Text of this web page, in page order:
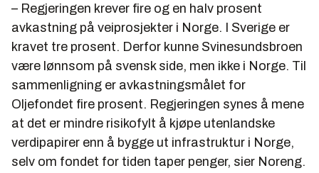
– Regjeringen krever fire og en halv prosent
avkastning på veiprosjekter i Norge. I Sverige er
kravet tre prosent. Derfor kunne Svinesundsbroen
være lønnsom på svensk side, men ikke i Norge. Til
sammenligning er avkastningsmålet for
Oljefondet fire prosent. Regjeringen synes å mene
at det er mindre risikofylt å kjøpe utenlandske
verdipapirer enn å bygge ut infrastruktur i Norge,
selv om fondet for tiden taper penger, sier Noreng.